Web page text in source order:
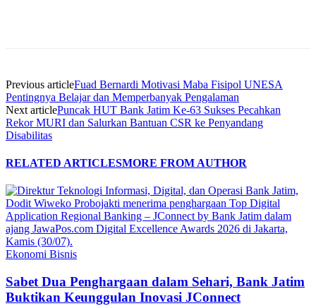
Previous articleFuad Bernardi Motivasi Maba Fisipol UNESA
Pentingnya Belajar dan Memperbanyak Pengalaman
Next articlePuncak HUT Bank Jatim Ke-63 Sukses Pecahkan
Rekor MURI dan Salurkan Bantuan CSR ke Penyandang
Disabilitas
RELATED ARTICLESMORE FROM AUTHOR
Ekonomi Bisnis
Sabet Dua Penghargaan dalam Sehari, Bank Jatim
Buktikan Keunggulan Inovasi JConnect